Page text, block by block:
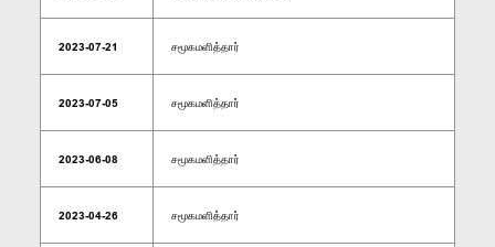
2023-07-21 சமூகமளித்தார்
2023-07-05 சமூகமளித்தார்
2023-06-08 சமூகமளித்தார்
2023-04-26 சமூகமளித்தார்